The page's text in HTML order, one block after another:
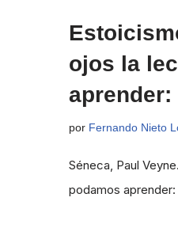
ojos la
aprender:
por Fernando Nieto
Séneca, Paul
podamos aprender: